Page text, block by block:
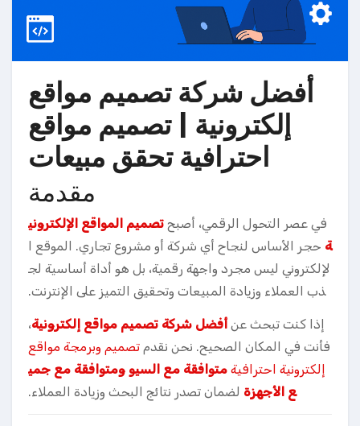
أفضل شركة تصميم مواقع
إلكترونية | تصميم مواقع
احترافية تحقق مبيعات
مقدمة
في عصر التحول الرقمي، أصبح تصميم المواقع الإلكتروني
ة حجر الأساس لنجاح أي شركة أو مشروع تجاري. الموقع ا
لإلكتروني ليس مجرد واجهة رقمية، بل هو أداة أساسية لج
ذب العملاء وزيادة المبيعات وتحقيق التميز على الإنترنت.
إذا كنت تبحث عن أفضل شركة تصميم مواقع إلكترونية،
فأنت في المكان الصحيح. نحن نقدم تصميم وبرمجة مواقع
إلكترونية احترافية متوافقة مع السيو ومتوافقة مع جمي
ع الأجهزة لضمان تصدر نتائج البحث وزيادة العملاء.